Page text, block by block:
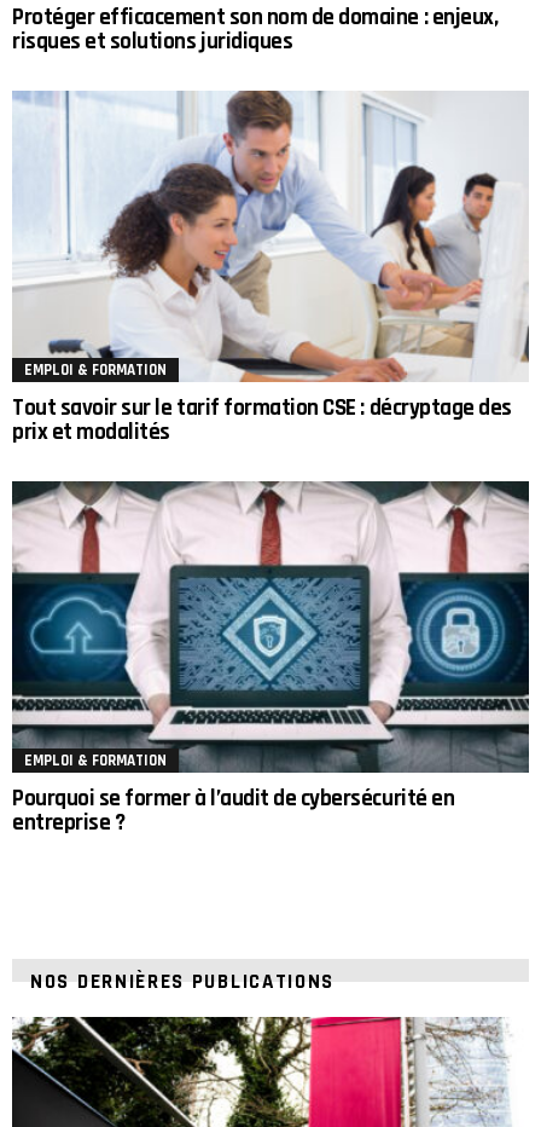
Protéger efficacement son nom de domaine : enjeux,
risques et solutions juridiques
EMPLOI & FORMATION
Tout savoir sur le tarif formation CSE : décryptage des
prix et modalités
EMPLOI & FORMATION
Pourquoi se former à l’audit de cybersécurité en
entreprise ?
NOS DERNIÈRES PUBLICATIONS